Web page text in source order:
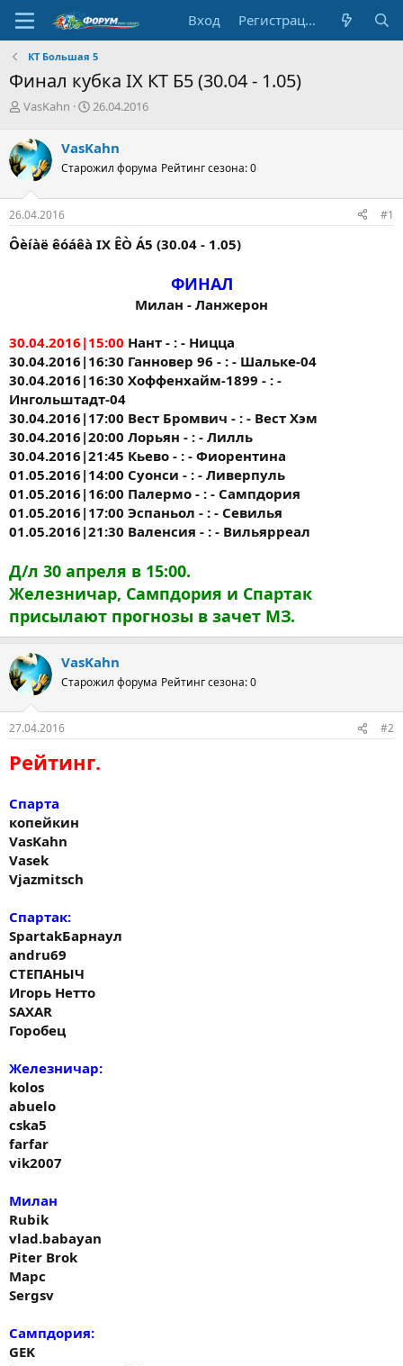
Вход Регистрация
КТ Большая 5
Финал кубка IX КТ Б5 (30.04 - 1.05)
А
т
о
р
е
м
ы
VasKahn
Д
а
н
ч
а
26.04.2016
VasKahn
Старожил форума Рейтинг сезона: 0
26.04.2016 #1
Ôèíàë êóáêà IX ÊÒ Á5 (30.04 - 1.05)
ФИНАЛ
Милан - Ланжерон
30.04.2016|15:00 Нант - : - Ницца
30.04.2016|16:30 Ганновер 96 - : - Шальке-04
30.04.2016|16:30 Хоффенхайм-1899 - : -
Ингольштадт-04
30.04.2016|17:00 Вест Бромвич - : - Вест Хэм
30.04.2016|20:00 Лорьян - : - Лилль
30.04.2016|21:45 Кьево - : - Фиорентина
01.05.2016|14:00 Суонси - : - Ливерпуль
01.05.2016|16:00 Палермо - : - Сампдория
01.05.2016|17:00 Эспаньол - : - Севилья
01.05.2016|21:30 Валенсия - : - Вильярреал
Д/л 30 апреля в 15:00.
Железничар, Сампдория и Спартак
присылают прогнозы в зачет МЗ.
VasKahn
Старожил форума Рейтинг сезона: 0
27.04.2016 #2
Рейтинг.
Спарта
копейкин
VasKahn
Vasek
Vjazmitsch
Спартак:
SpartakБарнаул
andru69
СТЕПАНЫЧ
Игорь Нетто
SAXAR
Горобец
Железничар:
kolos
abuelo
cska5
farfar
vik2007
Милан
Rubik
vlad.babayan
Piter Brok
Марс
Sergsv
Сампдория:
GEK